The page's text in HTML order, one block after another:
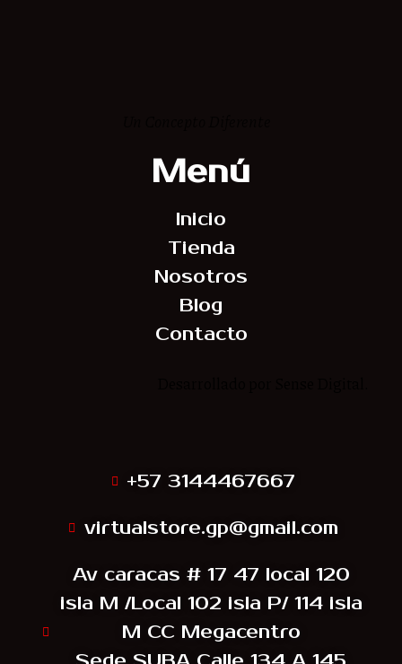
Menú
Inicio
Tienda
Nosotros
Blog
Contacto
+57 3144467667
virtualstore.gp@gmail.com
Av caracas # 17 47 local 120
isla M /Local 102 isla P/ 114 isla
M CC Megacentro